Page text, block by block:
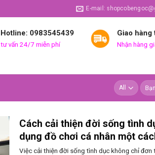
E-mail:
Hotline: 0983545439
tư vấn 24/7 miễn phí
Giao hàng
Nhận hàng
Cách cải thiện đời sống tình
dụng đồ chơi cá nhân một
Việc cải thiện đời sống tình dục không chỉ đơn